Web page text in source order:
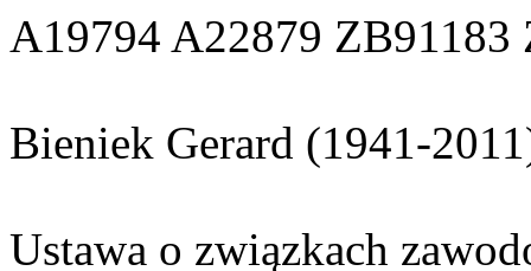
A19794 A22879 ZB91183
Bieniek Gerard (1941-
Ustawa o związkach